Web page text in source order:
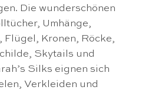
Die wunderschönen
Umhänge,
Flügel, Kronen, Röcke,
Skytails und
Silks eignen sich
Verkleiden und